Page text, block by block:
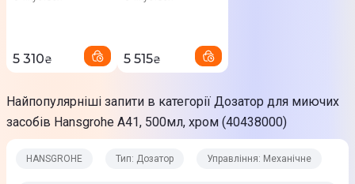
Антикорозійний захист випускних труб
Фізичні характеристики
Габарити (ВхШхГ)
6,6 х 6,6 х 24,7 см
5 310₴ 5 515₴
Найпопулярніші запити в категорії Дозатор для миючих
засобів Hansgrohe A41, 500мл, хром (40438000)
HANSGROHE Тип: Дозатор Управління: Механічне